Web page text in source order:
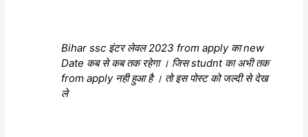
Bihar ssc इंटर लेवल 2023 from apply का new
Date कब से कब तक रहेगा । जिस studnt का अभी तक
from apply नही हुआ है । तो इस पोस्ट को जल्दी से देख
ले